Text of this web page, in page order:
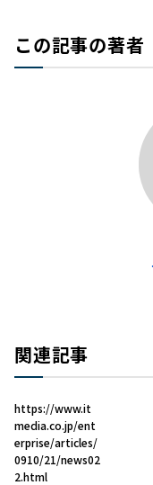
この記事の著者
関連記事
https://www.it
media.co.jp/ent
erprise/articles/
0910/21/news02
2.html